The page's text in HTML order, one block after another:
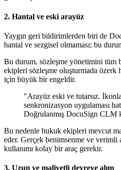
2. Hantal ve eski arayüz
Yaygın geri bildirimlerden biri de
hantal ve sezgisel olmaması; bu
Bu durum, sözleşme yönetimini tüm
ekipleri sözleşme oluşturmada özerk
için büyük bir engeldir.
"Arayüz eski ve tutarsız.
senkronizasyon uygulaması
Doğrulanmış DocuSign CLM
Bu nedenle hukuk ekipleri mevcut
eder. Gerçek benimsenme ve verimli
kullanımı kolay bir araç gerekir.
3. Uzun ve maliyetli devreye alım